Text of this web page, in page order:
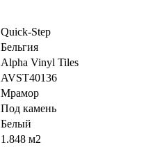
Quick-Step
Бельгия
Alpha Vinyl Tiles
AVST40136
Мрамор
Под камень
Белый
1.848 м2